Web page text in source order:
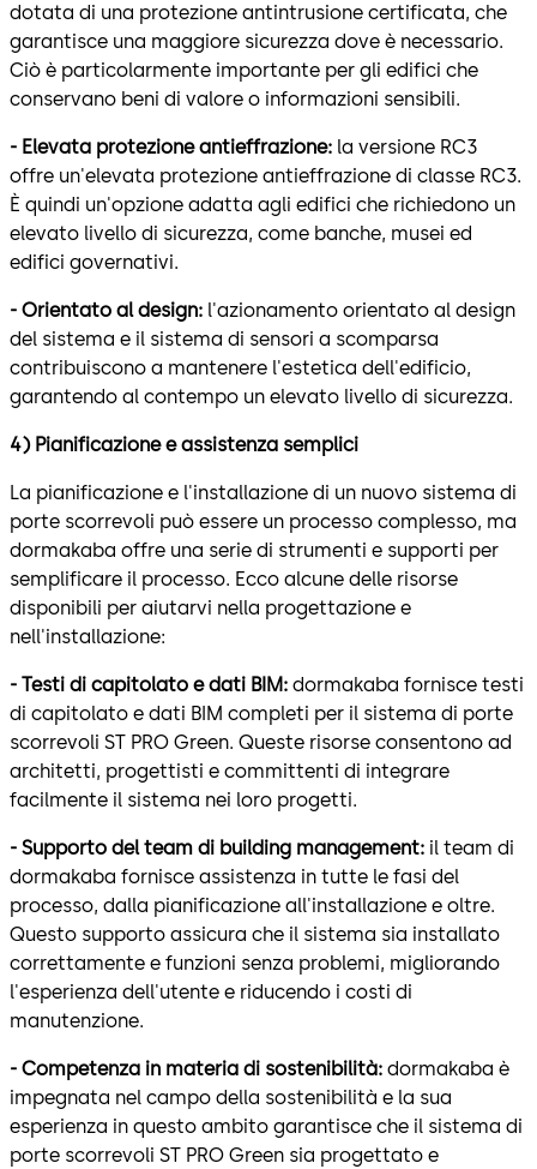
dotata di una protezione antintrusione certificata, che
garantisce una maggiore sicurezza dove è necessario.
Ciò è particolarmente importante per gli edifici che
conservano beni di valore o informazioni sensibili.
- Elevata protezione antieffrazione: la versione RC3
offre un'elevata protezione antieffrazione di classe RC3.
È quindi un'opzione adatta agli edifici che richiedono un
elevato livello di sicurezza, come banche, musei ed
edifici governativi.
- Orientato al design: l'azionamento orientato al design
del sistema e il sistema di sensori a scomparsa
contribuiscono a mantenere l'estetica dell'edificio,
garantendo al contempo un elevato livello di sicurezza.
4) Pianificazione e assistenza semplici
La pianificazione e l'installazione di un nuovo sistema di
porte scorrevoli può essere un processo complesso, ma
dormakaba offre una serie di strumenti e supporti per
semplificare il processo. Ecco alcune delle risorse
disponibili per aiutarvi nella progettazione e
nell'installazione:
- Testi di capitolato e dati BIM: dormakaba fornisce testi
di capitolato e dati BIM completi per il sistema di porte
scorrevoli ST PRO Green. Queste risorse consentono ad
architetti, progettisti e committenti di integrare
facilmente il sistema nei loro progetti.
- Supporto del team di building management: il team di
dormakaba fornisce assistenza in tutte le fasi del
processo, dalla pianificazione all'installazione e oltre.
Questo supporto assicura che il sistema sia installato
correttamente e funzioni senza problemi, migliorando
l'esperienza dell'utente e riducendo i costi di
manutenzione.
- Competenza in materia di sostenibilità: dormakaba è
impegnata nel campo della sostenibilità e la sua
esperienza in questo ambito garantisce che il sistema di
porte scorrevoli ST PRO Green sia progettato e